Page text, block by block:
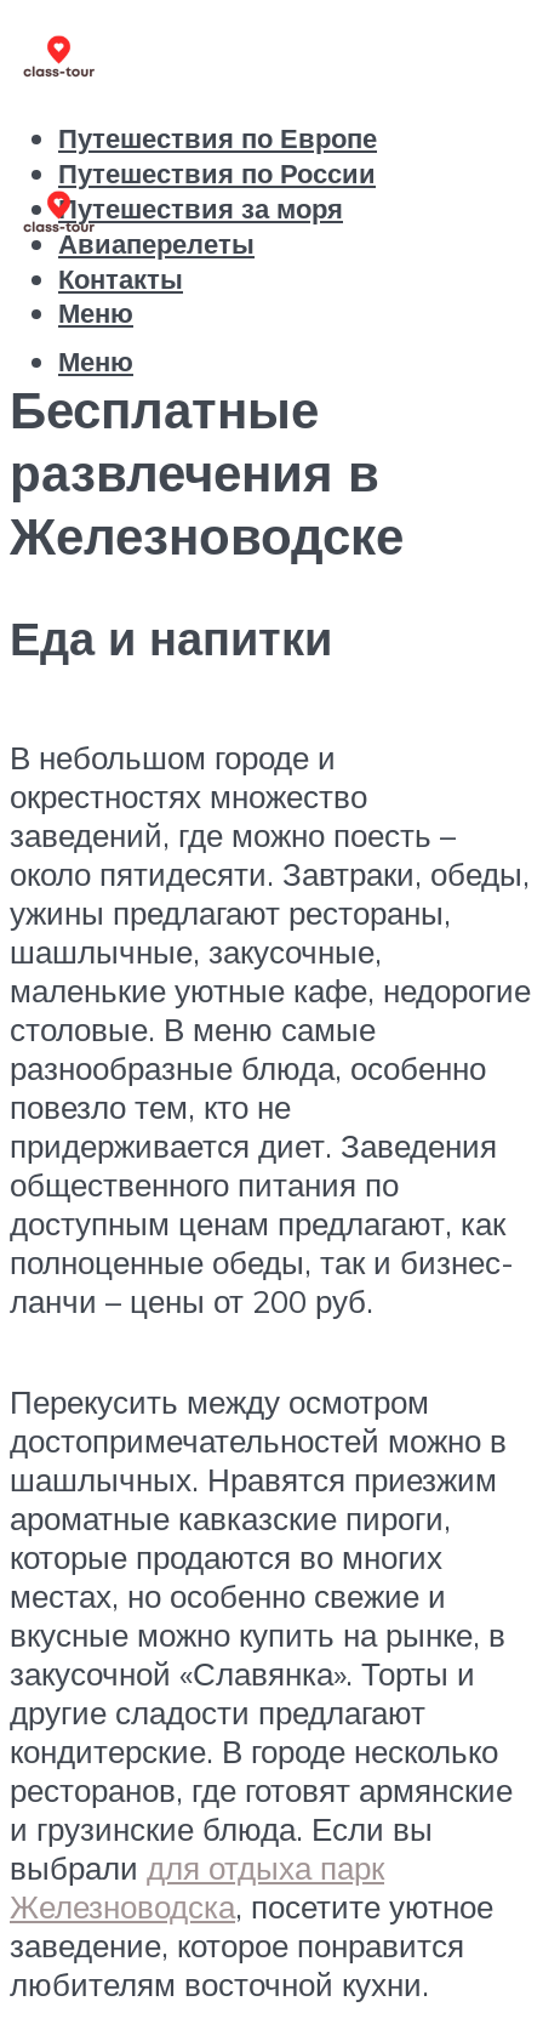
Путешествия по Европе
Путешествия по России
Путешествия за моря
Авиаперелеты
Контакты
Меню
Меню
Бесплатные
развлечения в
Железноводске
Еда и напитки
В небольшом городе и
окрестностях множество
заведений, где можно поесть –
около пятидесяти. Завтраки, обеды,
ужины предлагают рестораны,
шашлычные, закусочные,
маленькие уютные кафе, недорогие
столовые. В меню самые
разнообразные блюда, особенно
повезло тем, кто не
придерживается диет. Заведения
общественного питания по
доступным ценам предлагают, как
полноценные обеды, так и бизнес-
ланчи – цены от 200 руб.
Перекусить между осмотром
достопримечательностей можно в
шашлычных. Нравятся приезжим
ароматные кавказские пироги,
которые продаются во многих
местах, но особенно свежие и
вкусные можно купить на рынке, в
закусочной «Славянка». Торты и
другие сладости предлагают
кондитерские. В городе несколько
ресторанов, где готовят армянские
и грузинские блюда. Если вы
выбрали для отдыха парк
Железноводска, посетите уютное
заведение, которое понравится
любителям восточной кухни.